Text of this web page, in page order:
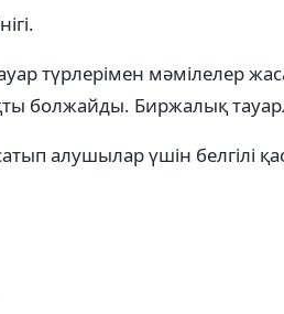
түрлерімен мәмілелер
болжайды. Биржалық
алушылар үшін белгілі